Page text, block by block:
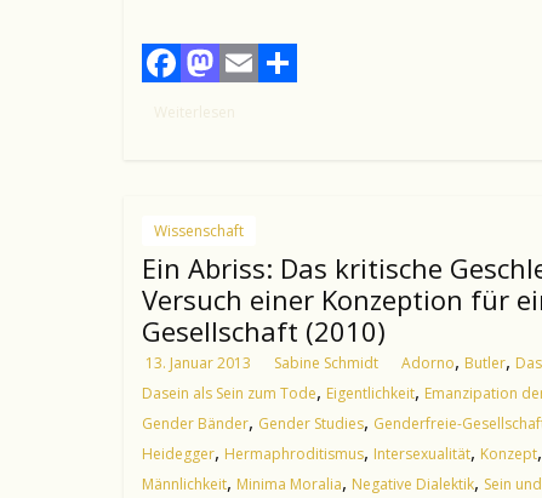
b
o
o
k
d
o
n
n
Weiterlesen
Wissenschaft
Ein Abriss: Das kritische
Versuch einer Konzeption für
Gesellschaft (2010)
13. Januar 2013 Sabine Schmidt Adorno, Butler,
Dasein als Sein zum Tode, Eigentlichkeit, Emanzipation
Gender Bänder, Gender Studies, Genderfreie-
Heidegger, Hermaphroditismus, Intersexualität, Konzept,
Männlichkeit, Minima Moralia, Negative Dialektik, Sein